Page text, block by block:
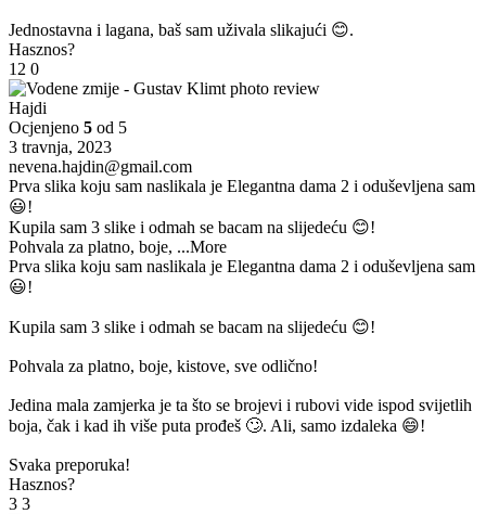
Jednostavna i lagana, baš sam uživala slikajući 😊.
Hasznos?
12 0
Hajdi
Ocjenjeno 5 od 5
3 travnja, 2023
nevena.hajdin@gmail.com
Prva slika koju sam naslikala je Elegantna dama 2 i oduševljena sam
😃!
Kupila sam 3 slike i odmah se bacam na slijedeću 😊!
Pohvala za platno, boje, ...More
Prva slika koju sam naslikala je Elegantna dama 2 i oduševljena sam
😃!
Kupila sam 3 slike i odmah se bacam na slijedeću 😊!
Pohvala za platno, boje, kistove, sve odlično!
Jedina mala zamjerka je ta što se brojevi i rubovi vide ispod svijetlih
boja, čak i kad ih više puta prođeš 🙄. Ali, samo izdaleka 😄!
Svaka preporuka!
Hasznos?
3 3